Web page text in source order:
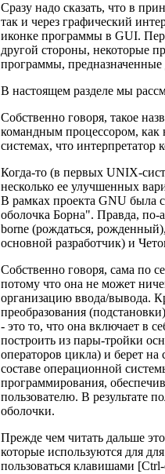
Сразу надо сказать, что в
так и через графический
иконке программы в GUI.
другой стороны, некоторые
программы, предназначенные
В настоящем разделе мы
Собственно говоря, такое
командным процессором, как
системах, что интерпретатор
Когда-то (в первых UNIX-
несколько ее улучшенных
В рамках проектаGNU была
оболочка Борна". Правда, по-
borne (рождаться,
основной разработчик) и
Собственно говоря, сама по
потому что она не может
организацию ввода/вывода.
преобразования
- это то, что она включает в
построить из пары-тройки
операторов цикла) и берет
составе операционной
программирования,
пользователю. В результате
оболочки.
Прежде чем читать дальше
которые используются для
пользоваться клавишами